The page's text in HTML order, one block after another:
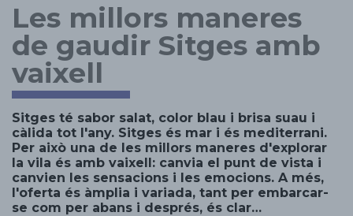
Les millors maneres
de gaudir Sitges amb
vaixell
Sitges té sabor salat, color blau i brisa suau i
càlida tot l'any. Sitges és mar i és mediterrani.
Per això una de les millors maneres d'explorar
la vila és amb vaixell: canvia el punt de vista i
canvien les sensacions i les emocions. A més,
l'oferta és àmplia i variada, tant per embarcar-
se com per abans i després, és clar…